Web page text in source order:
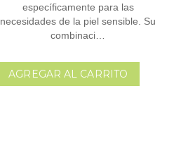
específicamente para las
necesidades de la piel sensible. Su
combinaci…
AGREGAR AL CARRITO